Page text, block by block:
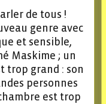
de tous !
genre avec
et sensible,
Maskime ; un
trop grand : son
personnes
est trop